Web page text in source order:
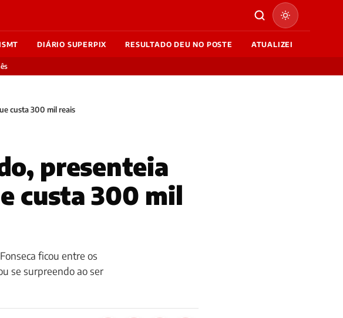
DIÁRIO SUPERPIX RESULTADO DEU NO POSTE ATUALIZEI
custa 300 mil reais
presenteia
custa 300 mil
ficou entre os
se surpreendo ao ser